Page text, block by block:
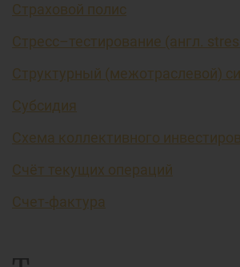
Страховой полис
Стресс–тестирование (англ.
Структурный (межотраслевой)
Субсидия
Схема коллективного
Счёт текущих операций
Счет-фактура